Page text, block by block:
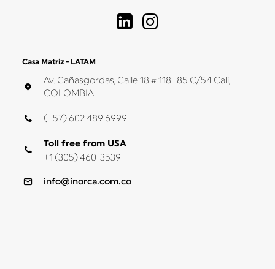
Casa Matriz - LATAM
Av. Cañasgordas, Calle 18 # 118 -85 C/54 Cali,
COLOMBIA
(+57) 602 489 6999
Toll free from USA
+1 (305) 460-3539
info@inorca.com.co